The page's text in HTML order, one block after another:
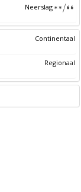
Neerslag
Continentaal
Regionaal